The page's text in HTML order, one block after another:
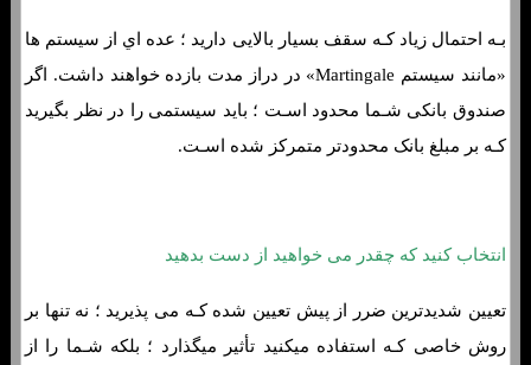
بـه احتمال زیاد کـه سقف بسیار بالایی دارید ؛ عده اي از سیستم ها
«مانند سیستم Martingale» در دراز مدت بازده خواهند داشت. اگر
صندوق بانکی شـما محدود اسـت ؛ باید سیستمی را در نظر بگیرید
کـه بر مبلغ بانک محدودتر متمرکز شده اسـت.
انتخاب کنید که چقدر می خواهید از دست بدهید
تعیین شدیدترین ضرر از پیش تعیین شده کـه می پذیرید ؛ نه تنها بر
روش خاصی کـه استفاده میکنید تأثیر میگذارد ؛ بلکه شـما را از